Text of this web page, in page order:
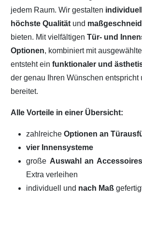
jedem Raum. Wir gestalten
höchste Qualität und
bieten. Mit vielfältigenTür- und
Optionen, kombiniert mit
entsteht einfunktionaler und
der genau Ihren Wünschen entspricht
bereitet.
Alle Vorteile in einer Übersicht:
zahlreicheOptionen an
vier Innensysteme
große Auswahl an Accessoires
Extra verleihen
individuell und nach Maß